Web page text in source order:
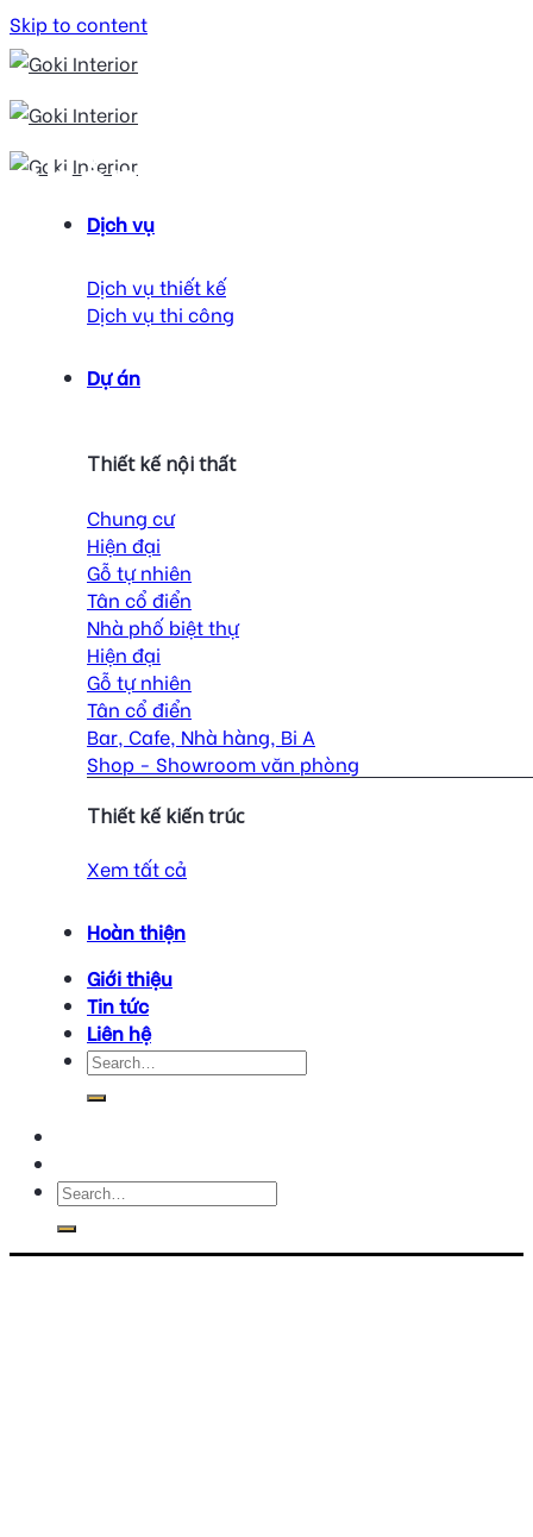
Skip to content
Dịch vụ
Dịch vụ thiết kế
Dịch vụ thi công
Dự án
Thiết kế nội thất
Chung cư
Hiện đại
Gỗ tự nhiên
Tân cổ điển
Nhà phố biệt thự
Hiện đại
Gỗ tự nhiên
Tân cổ điển
Bar, Cafe, Nhà hàng, Bi A
Shop - Showroom văn phòng
Thiết kế kiến trúc
Xem tất cả
Hoàn thiện
Giới thiệu
Tin tức
Liên hệ
phòng tắm đẹp